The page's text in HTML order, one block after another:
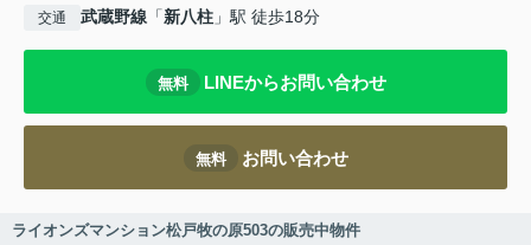
交通 武蔵野線 「新八柱 」駅 徒歩18分
無料 LINEからお問い合わせ
無料 お問い合わせ
ライオンズマンション松戸牧の原503の販売中物件